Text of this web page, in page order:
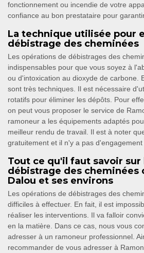
fonctionnement ou incendie de votre
confiance au bon prestataire pour
La technique utilisée pour
débistrage des cheminées
Les opérations de débistrages des
indispensables pour que vous soyez à
ou d'intoxication au dioxyde de carbone.
sont très techniques. Il est nécessaire
rotatifs pour éliminer les dépôts. Pour
on peut vous proposer le service de
ramoneur a les équipements adaptés
meilleur rendu de travail. Il est à noter
gratuitement et il n'y a pas
Tout ce qu'il faut savoir sur
débistrage des cheminées
Dalou et ses environs
Les opérations de débistrages des
difficiles à effectuer. En fait, il est
réaliser les interventions. Il va falloir
en la matière. Dans ce cas, nous vous
adresser à un ramoneur professionnel.
recommander de vous adresser à